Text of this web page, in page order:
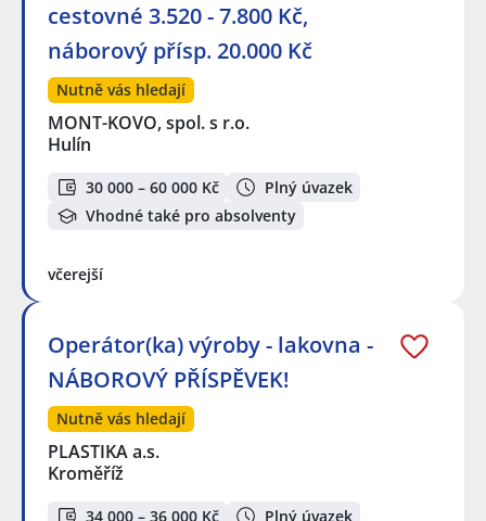
cestovné 3.520 - 7.800 Kč,
náborový přísp. 20.000 Kč
Nutně vás hledají
MONT-KOVO, spol. s r.o.
Hulín
30 000 – 60 000 Kč
Plný úvazek
Vhodné také pro absolventy
včerejší
Operátor(ka) výroby - lakovna -
NÁBOROVÝ PŘÍSPĚVEK!
Nutně vás hledají
PLASTIKA a.s.
Kroměříž
34 000 – 36 000 Kč
Plný úvazek